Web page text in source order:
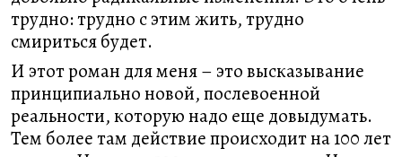
трудно: трудно с этим жить, трудно
смириться будет.
И этот роман для меня – это высказывание
принципиально новой, послевоенной
реальности, которую надо еще довыдумать.
Тем более там действие происходит на 100 лет